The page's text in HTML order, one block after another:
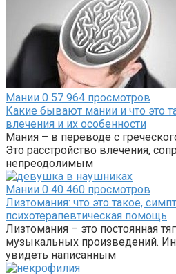
Мании 0 57 964 просмотров
Какие бывают мании и что это
влечения и их особенности
Мания – в переводе с
Это расстройство влечения,
непреодолимым
Мании 0 40 460 просмотров
Лизтомания: что это такое,
психотерапевтическая помощь
Лизтомания – это постоянная
музыкальных произведений.
увидеть написанным